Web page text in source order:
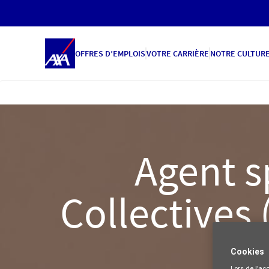
OFFRES D’EMPLOISVOTRE CARRIÈRE NOTRE CULTURE
Agent
Collectives
Cookies